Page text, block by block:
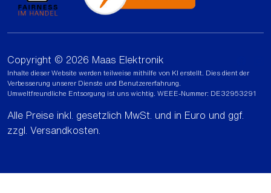
Copyright © 2026 Maas Elektronik
Inhalte dieser Website werden teilweise mithilfe von KI erstellt. Dies dient der
Verbesserung unserer Dienste und Benutzererfahrung.
Umweltfreundliche Entsorgung ist uns wichtig. WEEE-Nummer: DE32953291
Alle Preise inkl. gesetzlich MwSt. und in Euro und ggf.
zzgl. Versandkosten